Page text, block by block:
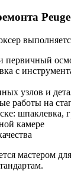
первичный
с
узлов и
работы на
шпаклевка,
камере
мастером